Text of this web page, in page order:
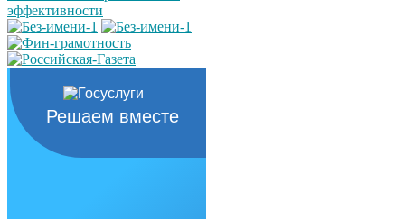
Решаем вместе